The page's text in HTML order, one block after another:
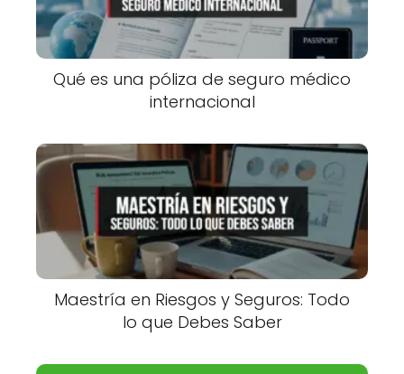
Qué es una póliza de seguro médico
internacional
Maestría en Riesgos y Seguros: Todo
lo que Debes Saber